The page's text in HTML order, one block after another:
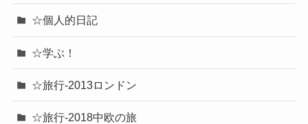
☆個人的日記
☆学ぶ！
☆旅行-2013ロンドン
☆旅行-2018中欧の旅